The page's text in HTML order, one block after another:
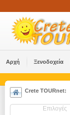
Αρχή Ξενοδοχεία
Crete TOURnet:
Επιλογές